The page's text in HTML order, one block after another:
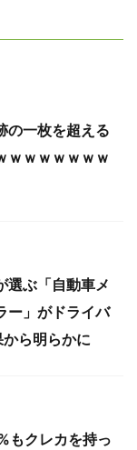
の一枚を超える
ｗｗｗｗｗｗｗ
選ぶ「自動車メ
ー」がドライバ
ら明らかに
もクレカを持っ